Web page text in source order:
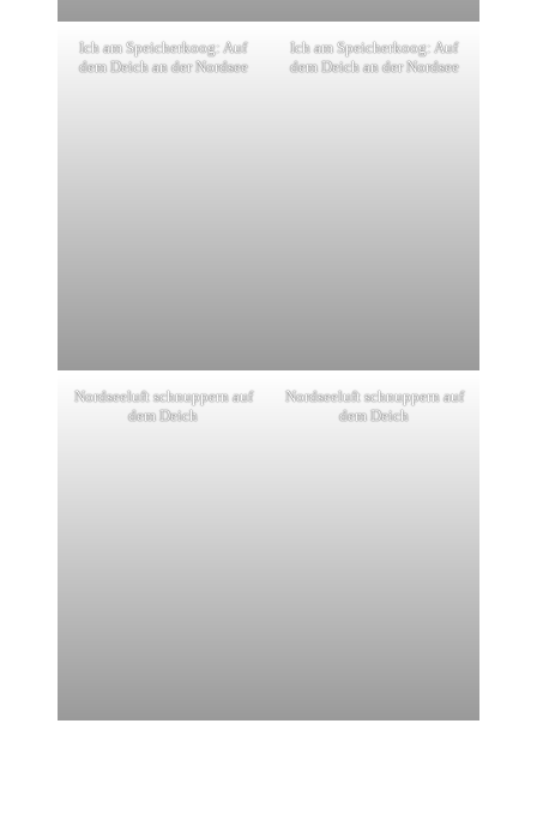
Ich am Speicherkoog: Auf
dem Deich an der Nordsee
Ich am Speicherkoog: Auf
dem Deich an der Nordsee
Nordseeluft schnuppern auf
dem Deich
Nordseeluft schnuppern auf
dem Deich